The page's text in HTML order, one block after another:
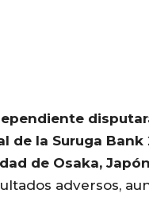
de la Suruga Bank
de Osaka,
adversos,